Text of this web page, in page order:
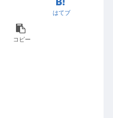
はてブ
コピー